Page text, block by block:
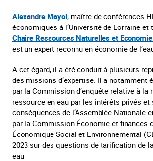
Alexandre Mayol, maître de conférences
économiques à l’Université de Lorraine et
Chaire Ressources Naturelles et
est un expert reconnu en économie de
A cet égard, il a été conduit à plusieurs
des missions d’expertise. Il a notamment
par la Commission d’enquête relative à la
ressource en eau par les intérêts privés et
conséquences de l’Assemblée Nationale
par la Commission Économie et finances
Économique Social et Environnemental
2023 sur des questions de tarification de
eau.